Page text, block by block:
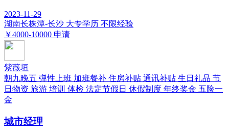
2023-11-29
湖南长株潭-长沙 大专学历 不限经验
￥4000-10000 申请
紫薇垣
朝九晚五 弹性上班 加班餐补 住房补贴 通讯补贴 生日礼品 节
日物资 旅游 培训 体检 法定节假日 休假制度 年终奖金 五险一
金
城市经理